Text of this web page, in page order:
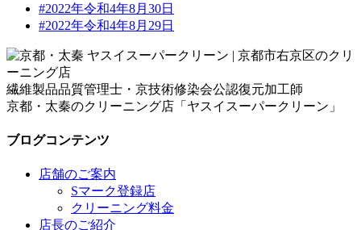
#2022年令和4年8月30日
#2022年令和4年8月29日
繊維製品品質管理士・京技術修染会公認復元加工師
京都・太秦のクリーニング店「ヤスイスーパークリーン」
ブログコンテンツ
店舗のご案内
Sマーク登録店
クリーニング料金
店長のご紹介